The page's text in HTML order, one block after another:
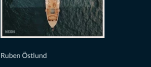
Ruben Östlund